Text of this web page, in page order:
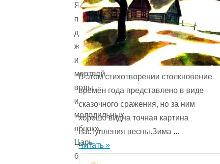
Я
поеду,
достану
живой
и
мертвой
воды
и
молодильных
яблок».
Царь
был
В этом стихотворении столкновение
времён года представ­лено в виде
сказочного сражения, но за ним
хорошо видна точная картина
наступления весны.Зима ...
Читать »